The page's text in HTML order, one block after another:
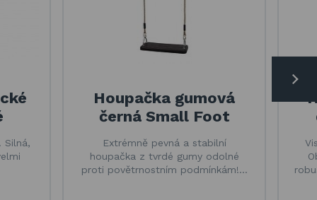
Silná,
Houpačka gumová
černá Small Foot
Extrémně pevná a stabilní
houpačka z tvrdé gumy odolné
proti povětrnostním podmínkám!…